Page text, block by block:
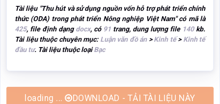
Tài liệu "Thu hút và sử dụng nguồn vốn hỗ trợ phát triển chính
thức (ODA) trong phát triển Nông nghiệp Việt Nam" có mã là
425, file định dạng docx, có 91 trang, dung lượng file 140kb.
Tài liệu thuộc chuyên mục: Luận văn đồ án>Kinh tế> Kinh tế
đầu tư. Tài liệu thuộc loạiBạc
loading ... DOWNLOAD - TẢI TÀI LIỆU NÀY